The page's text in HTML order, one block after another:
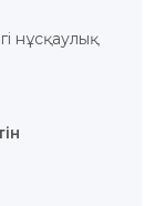
нұсқаулық